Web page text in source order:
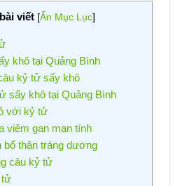
viết [Ẩn Mục Lục]
khô tại Quảng Bình
kỷ tử sấy khô
sấy khô tại Quảng Bình
với kỷ tử
viêm gan mạn tính
bổ thận tráng dương
câu kỷ tử
tử